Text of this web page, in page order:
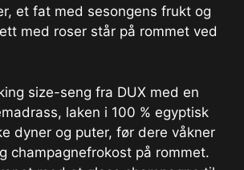
et fat med sesongens frukt og
med roser står på rommet ved
size-seng fra DUX med en
laken i 100 % egyptisk
dyner og puter, før dere våkner
champagnefrokost på rommet.